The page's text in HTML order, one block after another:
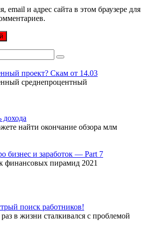
email и адрес сайта в этом браузере для
проект? Скам от 14.03
среднепроцентный
найти окончание обзора млм
бизнес и заработок — Part 7
финансовых пирамид 2021
поиск работников!
в жизни сталкивался с проблемой